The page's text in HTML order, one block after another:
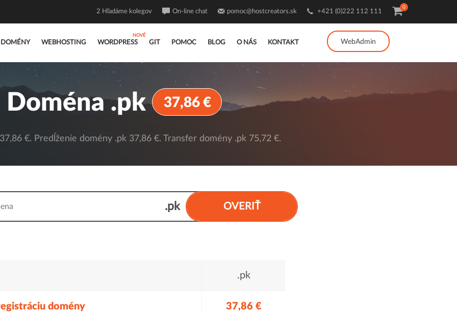
DOMÉNY WEBHOSTING WORDPRESS GIT POMOC BLOG O NÁS KONTAKT WebAdmin
2 Hľadáme kolegov On-line chat pomoc@hostcreators.sk +421 (0)222 112 111
0
Doména .pk 37,86 €
€. Predĺženie domény .pk 37,86 €. Transfer domény .pk 75,72 €.
OVERIŤ
.pk
.pk
domény 37,86 €